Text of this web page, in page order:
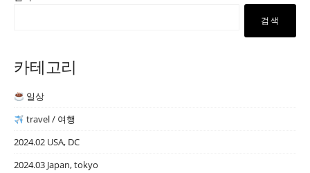
검색
카테고리
일상
travel / 여행
2024.02 USA, DC
2024.03 Japan, tokyo